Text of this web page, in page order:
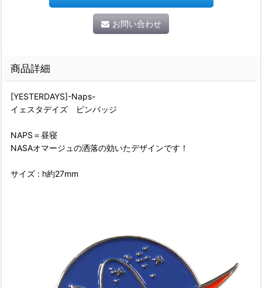
お問い合わせ
商品詳細
[YESTERDAYS]-Naps-
イェスタデイズ ピンバッジ
NAPS＝昼寝
NASAオマージュの洒落の効いたデザインです！
サイズ : h約27mm